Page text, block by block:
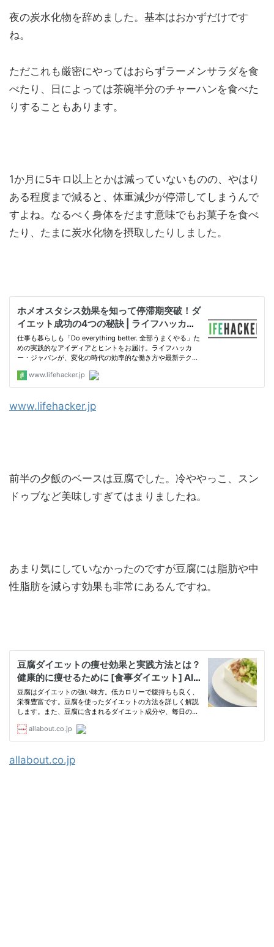
夜の炭水化物を辞めました。基本はおかずだけです
ね。
ただこれも厳密にやってはおらずラーメンサラダを食
べたり、日によっては茶碗半分のチャーハンを食べた
りすることもあります。
1か月に5キロ以上とかは減っていないものの、やはり
ある程度まで減ると、体重減少が停滞してしまうんで
すよね。なるべく身体をだます意味でもお菓子を食べ
たり、たまに炭水化物を摂取したりしました。
www.lifehacker.jp
前半の夕飯のベースは豆腐でした。冷ややっこ、スン
ドゥブなど美味しすぎてはまりましたね。
あまり気にしていなかったのですが豆腐には脂肪や中
性脂肪を減らす効果も非常にあるんですね。
allabout.co.jp